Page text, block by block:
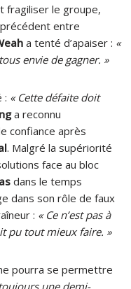
fragiliser le groupe,
précédent entre
a tenté d’apaiser : «
envie de gagner. »
: « Cette défaite doit
a reconnu
confiance après
. Malgré la supériorité
face au bloc
dans le temps
dans son rôle de faux
: « Ce n’est pas à
pu tout mieux faire. »
pourra se permettre
une demi-